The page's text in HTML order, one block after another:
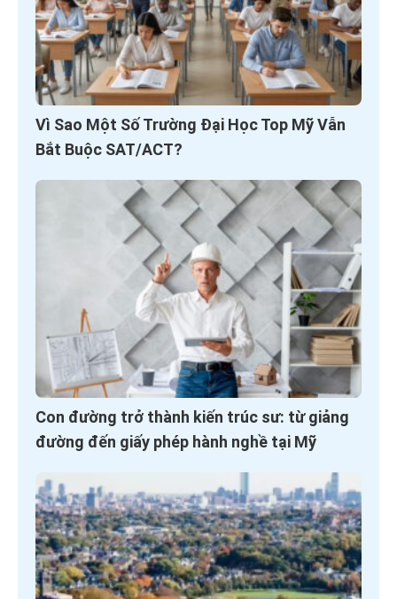
Vì Sao Một Số Trường Đại Học Top Mỹ Vẫn
Bắt Buộc SAT/ACT?
Con đường trở thành kiến trúc sư: từ giảng
đường đến giấy phép hành nghề tại Mỹ